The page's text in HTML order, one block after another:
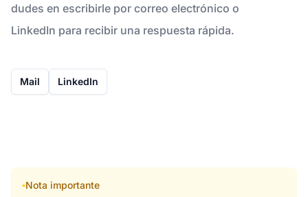
dudes en escribirle por correo electrónico o
LinkedIn para recibir una respuesta rápida.
Mail LinkedIn
Nota importante